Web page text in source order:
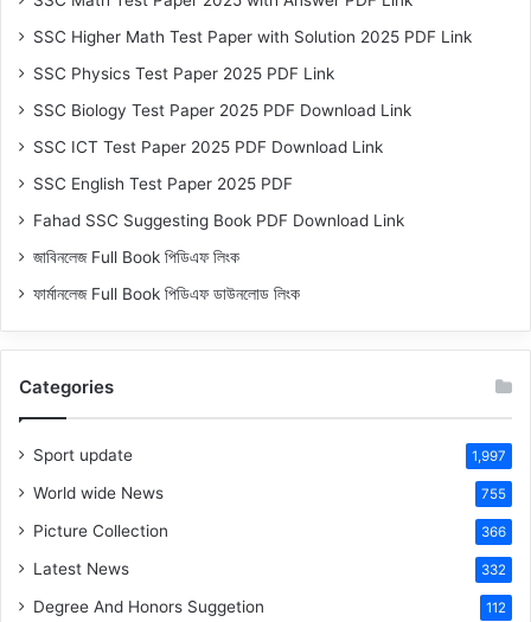
SSC Higher Math Test Paper with Solution 2025 PDF Link
SSC Physics Test Paper 2025 PDF Link
SSC Biology Test Paper 2025 PDF Download Link
SSC ICT Test Paper 2025 PDF Download Link
SSC English Test Paper 2025 PDF
Fahad SSC Suggesting Book PDF Download Link
জাবিনলেজ Full Book পিডিএফ লিংক
ফার্মানলেজ Full Book পিডিএফ ডাউনলোড লিংক
Categories
Sport update 1,997
World wide News 755
Picture Collection 366
Latest News 332
Degree And Honors Suggetion 112